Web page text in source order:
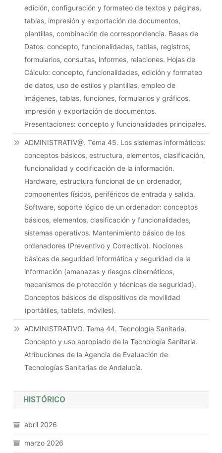
edición, configuración y formateo de textos y páginas,
tablas, impresión y exportación de documentos,
plantillas, combinación de correspondencia. Bases de
Datos: concepto, funcionalidades, tablas, registros,
formularios, consultas, informes, relaciones. Hojas de
Cálculo: concepto, funcionalidades, edición y formateo
de datos, uso de estilos y plantillas, empleo de
imágenes, tablas, funciones, formularios y gráficos,
impresión y exportación de documentos.
Presentaciones: concepto y funcionalidades principales.
ADMINISTRATIV@. Tema 45. Los sistemas informáticos:
conceptos básicos, estructura, elementos, clasificación,
funcionalidad y codificación de la información.
Hardware, estructura funcional de un ordenador,
componentes físicos, periféricos de entrada y salida.
Software, soporte lógico de un ordenador: conceptos
básicos, elementos, clasificación y funcionalidades,
sistemas operativos. Mantenimiento básico de los
ordenadores (Preventivo y Correctivo). Nociones
básicas de seguridad informática y seguridad de la
información (amenazas y riesgos cibernéticos,
mecanismos de protección y técnicas de seguridad).
Conceptos básicos de dispositivos de movilidad
(portátiles, tablets, móviles).
ADMINISTRATIVO. Tema 44. Tecnología Sanitaria.
Concepto y uso apropiado de la Tecnología Sanitaria.
Atribuciones de la Agencia de Evaluación de
Tecnologías Sanitarias de Andalucía.
HISTÓRICO
abril 2026
marzo 2026